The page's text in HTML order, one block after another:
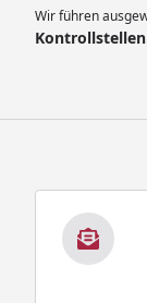
Wir führen